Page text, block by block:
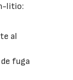
litio:
al
fuga